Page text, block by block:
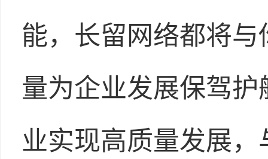
能，长留网络都将
量为企业发展保驾
业实现高质量发展